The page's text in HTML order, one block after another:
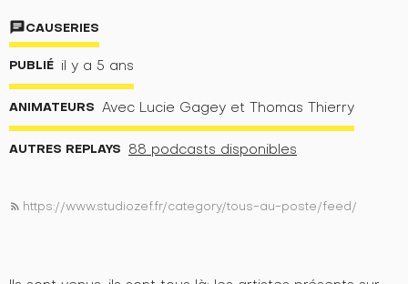
chatCAUSERIES
PUBLIÉ il y a 5 ans
ANIMATEURS Avec Lucie Gagey et Thomas Thierry
AUTRES REPLAYS 88 podcasts disponibles
rss_feed https://www.studiozef.fr/category/tous-au-poste/feed/